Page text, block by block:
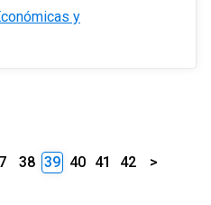
y
38 39 40 41 42 >